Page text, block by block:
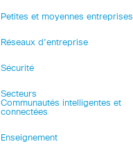
Petites et moyennes entreprises
Réseaux d’entreprise
Sécurité
Secteurs
Communautés intelligentes et
connectées
Enseignement